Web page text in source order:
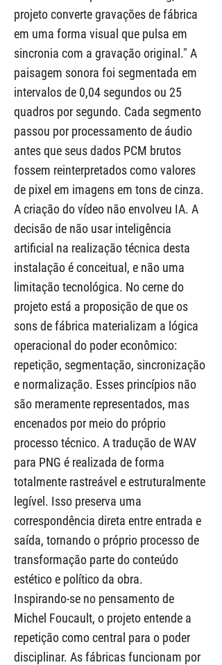
projeto converte gravações de fábrica
em uma forma visual que pulsa em
sincronia com a gravação original." A
paisagem sonora foi segmentada em
intervalos de 0,04 segundos ou 25
quadros por segundo. Cada segmento
passou por processamento de áudio
antes que seus dados PCM brutos
fossem reinterpretados como valores
de pixel em imagens em tons de cinza.
A criação do vídeo não envolveu IA. A
decisão de não usar inteligência
artificial na realização técnica desta
instalação é conceitual, e não uma
limitação tecnológica. No cerne do
projeto está a proposição de que os
sons de fábrica materializam a lógica
operacional do poder econômico:
repetição, segmentação, sincronização
e normalização. Esses princípios não
são meramente representados, mas
encenados por meio do próprio
processo técnico. A tradução de WAV
para PNG é realizada de forma
totalmente rastreável e estruturalmente
legível. Isso preserva uma
correspondência direta entre entrada e
saída, tornando o próprio processo de
transformação parte do conteúdo
estético e político da obra.
Inspirando-se no pensamento de
Michel Foucault, o projeto entende a
repetição como central para o poder
disciplinar. As fábricas funcionam por